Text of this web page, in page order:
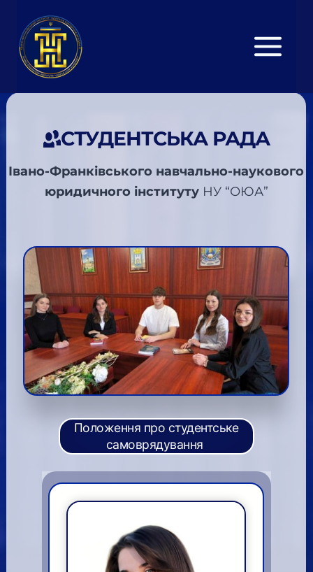
вмісту
СТУДЕНТСЬКА РАДА
Івано-Франківського навчально-наукового
юридичного інституту НУ “ОЮА”
Положення про студентське
самоврядування